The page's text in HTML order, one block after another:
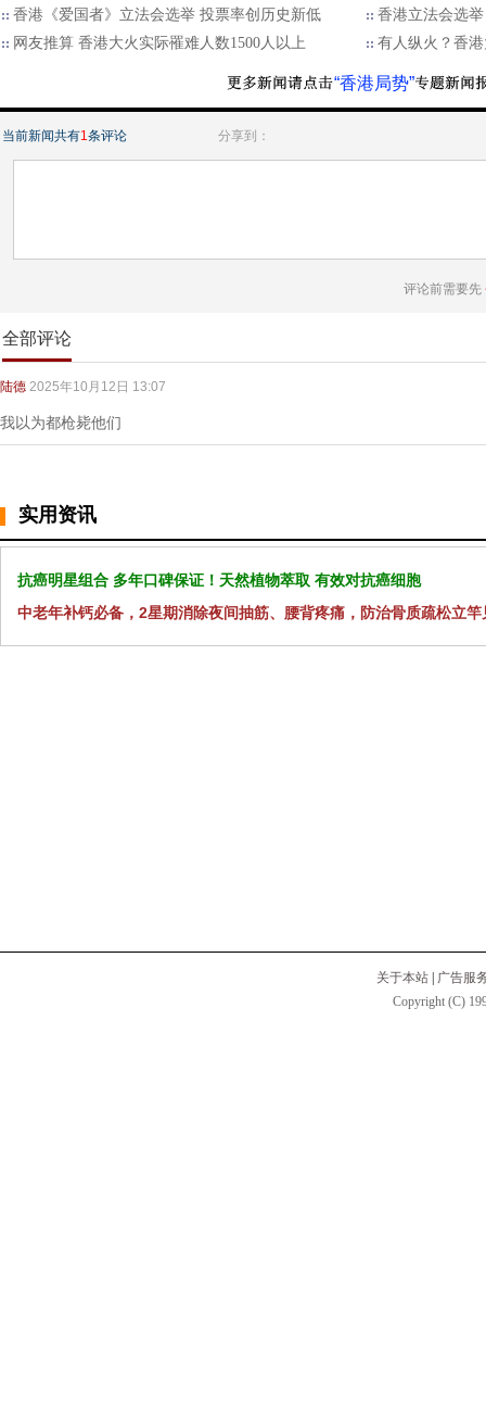
香港《爱国者》立法会选举 投票率创历史新低
香港立法会选
网友推算 香港大火实际罹难人数1500人以上
有人纵火？香
“香港局势”
当前新闻共有1条评论 分享到：
评论前需要先
全部评论
陆德 2025年10月12日 13:07
我以为都枪毙他们
实用资讯
抗癌明星组合 多年口碑保证！天然植物萃取 有效对抗癌细胞
中老年补钙必备，2星期消除夜间抽筋、腰背疼痛，防治骨质疏松立竿
关于本站
广告服
Copyright (C)